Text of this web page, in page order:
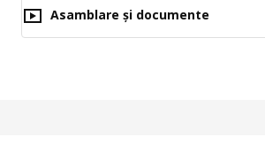
Asamblare și documente